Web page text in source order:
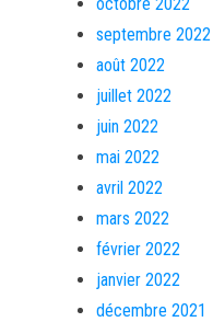
septembre 2022
août 2022
juillet 2022
juin 2022
mai 2022
avril 2022
mars 2022
février 2022
janvier 2022
décembre 2021